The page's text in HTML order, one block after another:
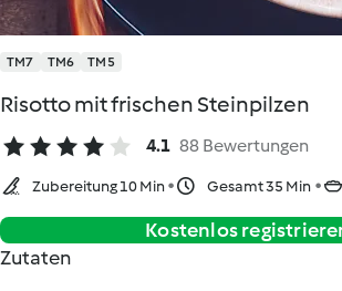
TM7 TM6 TM5
Risotto mit frischen Steinpilzen
4.1 88 Bewertungen
Zubereitung 10 Min Gesamt 35 Min
Kostenlos
Zutaten